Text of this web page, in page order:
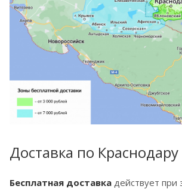
Доставка по Краснодару
Бесплатная доставка действует при